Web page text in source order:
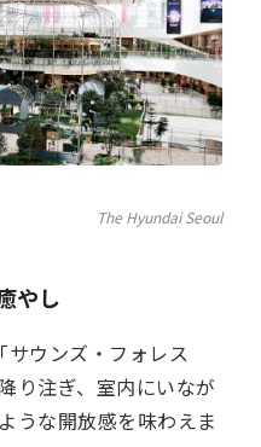
The Hyundai Seoul
やし
ウンズ・フォレス
り注ぎ、室内にいなが
うな開放感を味わえま